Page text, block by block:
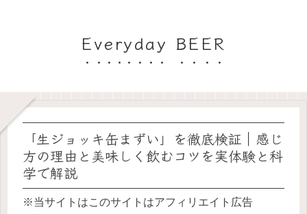
Everyday BEER
「生ジョッキ缶まずい」を徹底検証｜感じ
方の理由と美味しく飲むコツを実体験と科
学で解説
※当サイトはこのサイトはアフィリエイト広告